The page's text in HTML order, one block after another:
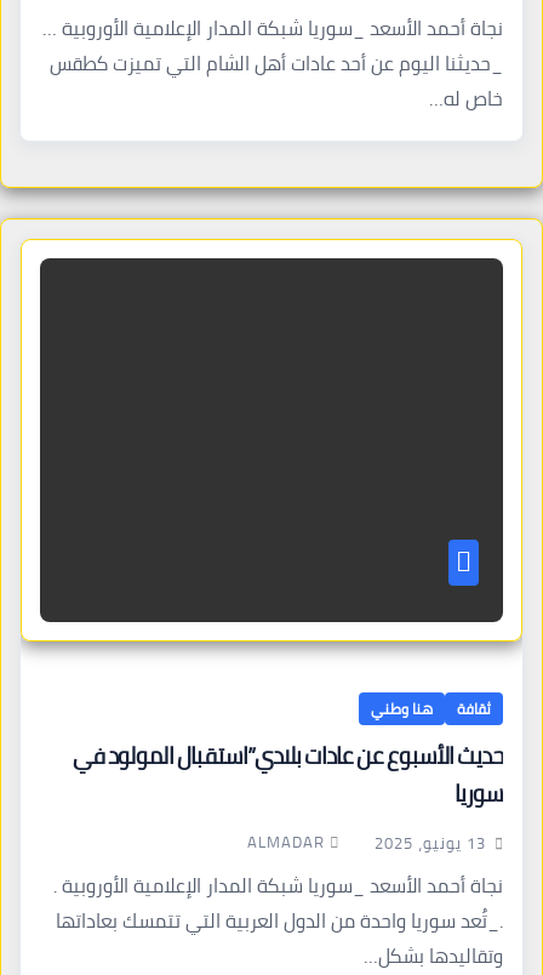
نجاة أحمد الأسعد _سوريا شبكة المدار الإعلامية الأوروبية …
_حديثنا اليوم عن أحد عادات أهل الشام التي تميزت كطقس
خاص له…
ثقافة هنا وطني
حديث الأسبوع عن عادات بلادي”استقبال المولود في
سوريا
13 يونيو، 2025 ALMADAR
نجاة أحمد الأسعد _سوريا شبكة المدار الإعلامية الأوروبية .
._تُعد سوريا واحدة من الدول العربية التي تتمسك بعاداتها
وتقاليدها بشكل…